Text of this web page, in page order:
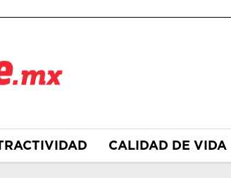
CALIDAD DE VIDA